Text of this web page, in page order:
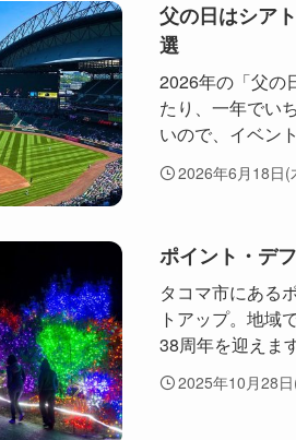
父の日はシア
選
2026年の「父の
たり、一年でい
いので、イベン
2026年6月18日(
ポイント・デ
タコマ市にある
トアップ。地域
38周年を迎えま
2025年10月28